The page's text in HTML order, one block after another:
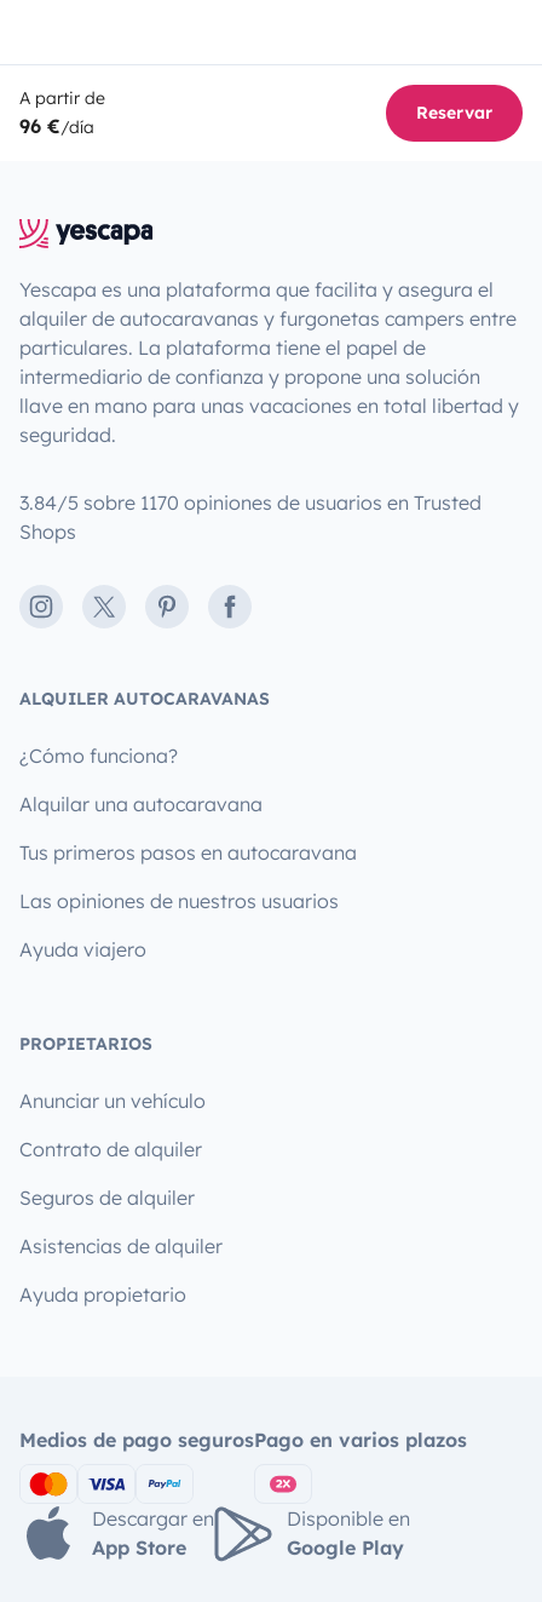
A partir de
96 €/día
Reservar
Yescapa es una plataforma que facilita y asegura el
alquiler de autocaravanas y furgonetas campers entre
particulares. La plataforma tiene el papel de
intermediario de confianza y propone una solución
llave en mano para unas vacaciones en total libertad y
seguridad.
3.84/5 sobre 1170 opiniones de usuarios en Trusted
Shops
Instagram
X PinterestFacebook
ALQUILER AUTOCARAVANAS
¿Cómo funciona?
Alquilar una autocaravana
Tus primeros pasos en autocaravana
Las opiniones de nuestros usuarios
Ayuda viajero
PROPIETARIOS
Anunciar un vehículo
Contrato de alquiler
Seguros de alquiler
Asistencias de alquiler
Ayuda propietario
Medios de pago segurosPago en varios plazos
Descargar en
App Store
Disponible en
Google Play